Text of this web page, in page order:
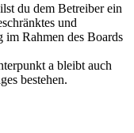
du dem Betreiber ein
und
im Rahmen des Boards
a bleibt auch
bestehen.